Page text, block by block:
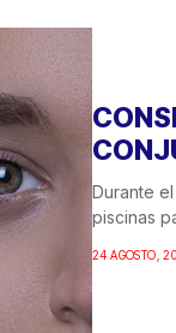
Durante
piscinas
24 AGOSTO,